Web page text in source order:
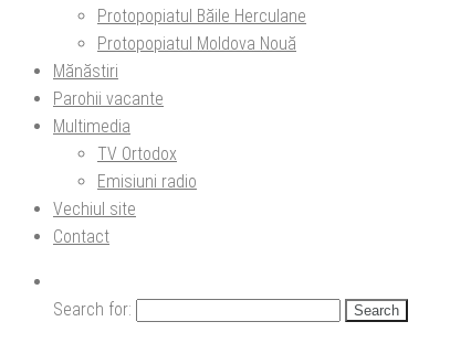
Protopopiatul Băile Herculane
Protopopiatul Moldova Nouă
Mănăstiri
Parohii vacante
Multimedia
TV Ortodox
Emisiuni radio
Vechiul site
Contact
Search for: